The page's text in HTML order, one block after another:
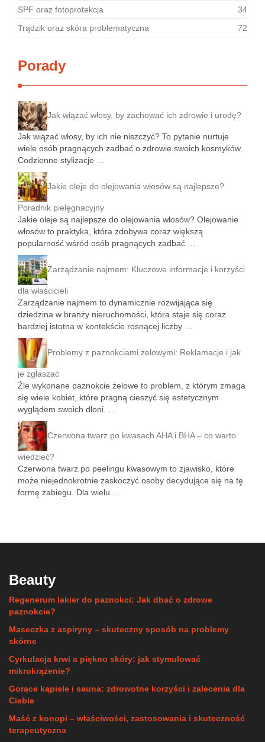
SPF oraz fotoprotekcja
34
Trądzik oraz skóra problematyczna
72
Porady
Jak wiązać włosy, by zachować ich zdrowie i urodę?
Jak wiązać włosy, by ich nie niszczyć? To pytanie nurtuje
wiele osób pragnących zadbać o zdrowie swoich kosmyków.
Codzienne stylizacje …
Jakie oleje do olejowania włosów są najlepsze?
Poradnik pielęgnacyjny
Jakie oleje są najlepsze do olejowania włosów? Olejowanie
włosów to praktyka, która zdobywa coraz większą
popularność wśród osób pragnących zadbać …
Zarządzanie najmem: Kluczowe informacje i korzyści
dla właścicieli
Zarządzanie najmem to dynamicznie rozwijająca się
dziedzina w branży nieruchomości, która staje się coraz
bardziej istotna w kontekście rosnącej liczby …
Problemy z paznokciami żelowymi: Reklamacje i jak
je zgłaszać
Źle wykonane paznokcie żelowe to problem, z którym zmaga
się wiele kobiet, które pragną cieszyć się estetycznym
wyglądem swoich dłoni. …
Czerwona twarz po kwasach AHA i BHA – co warto
wiedzieć?
Czerwona twarz po peelingu kwasowym to zjawisko, które
może niejednokrotnie zaskoczyć osoby decydujące się na tę
formę zabiegu. Dla wielu …
Beauty
Regenerum lakier do paznokci: Jak dbać o zdrowe
paznokcie?
Maseczka z aspiryny – skuteczny sposób na problemy
skórne
Cyrkulacja krwi a piękno skóry: jak stymulować
mikrokrążenie?
Gorące kąpiele i sauna: zdrowotne korzyści i zalecenia dla
Ciebie
Maść z konopi – właściwości, zastosowania i skuteczność
terapeutyczna